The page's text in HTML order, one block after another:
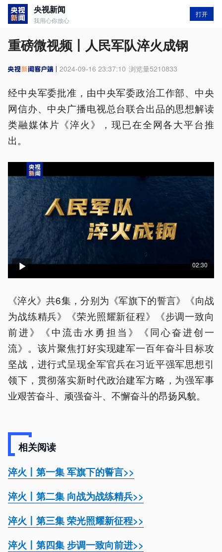
央视新闻
我用心你放心
打开
重磅微视频丨人民军队淬火成钢
2024-09-16 23:37:10 浏览量5210833
经中央军委批准，由中央军委政治工作部、中央
网信办、中央广播电视总台联合出品的思想解读
类融媒体片《淬火》，现已在全网各大平台推
出。
02:30
《淬火》共6集，分别为《军旗下的誓言》《向战
为战练精兵》《荣光照耀新征程》《步调一致向
前进》《中流击水勇担当》《同心奋进创一
流》。该片聚焦打好实现建军一百年奋斗目标攻
坚战，进行式呈现全军官兵在习近平强军思想引
领下，贯彻落实新时代政治建军方略，为强军事
业艰苦奋斗、顽强奋斗、不懈奋斗的昂扬风貌。
相关阅读
淬火丨第一集 军旗下的誓言>>
淬火丨第二集 向战为战练精兵>>
淬火丨第三集 荣光照耀新征程>>
淬火丨第四集 步调一致向前进>>